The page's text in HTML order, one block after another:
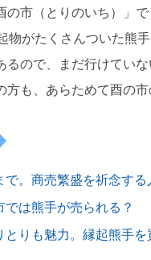
の市（とりのいち）」で
物がたくさんついた熊
るので、まだ行けてい
方も、あらためて酉の
で。商売繁盛を祈念す
では熊手が売られる？
りも魅力。縁起熊手を